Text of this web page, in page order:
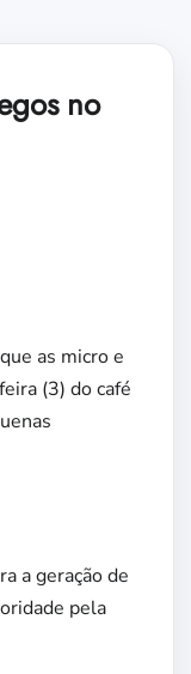
no
as micro e
(3) do café
a geração de
pela